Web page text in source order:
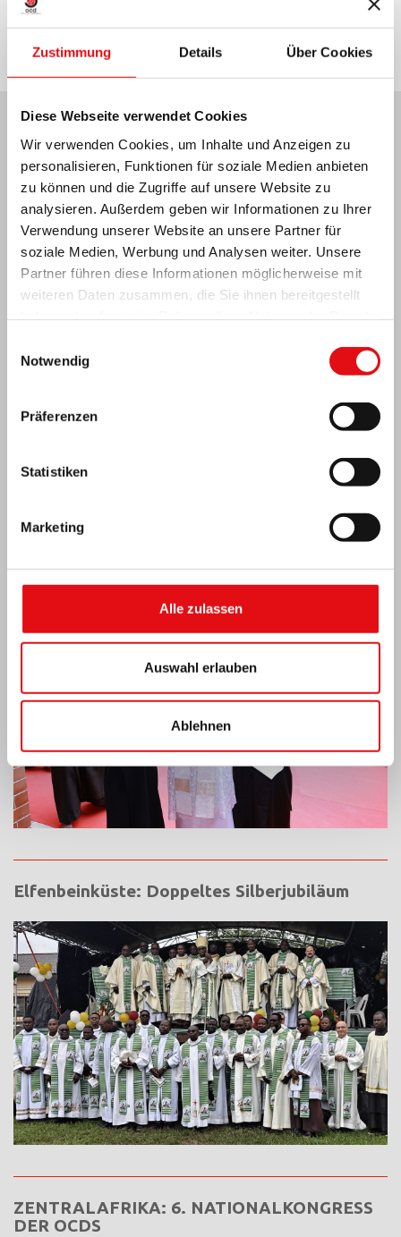
Zustimmung Details Über Cookies
Diese Webseite verwendet Cookies
Wir verwenden Cookies, um Inhalte und Anzeigen zu
personalisieren, Funktionen für soziale Medien anbieten
zu können und die Zugriffe auf unsere Website zu
analysieren. Außerdem geben wir Informationen zu Ihrer
Verwendung unserer Website an unsere Partner für
soziale Medien, Werbung und Analysen weiter. Unsere
Partner führen diese Informationen möglicherweise mit
weiteren Daten zusammen, die Sie ihnen bereitgestellt
Notwendig
Präferenzen
Statistiken
Marketing
Alle zulassen
Auswahl erlauben
Ablehnen
Neuesten Nachrichten:
MEXIKO: OCD-PLENARVERSAMMLUNG
Carmeli“
Elfenbeinküste: Doppeltes Silberjubiläum
ZENTRALAFRIKA: 6. NATIONALKONGRESS
DER OCDS